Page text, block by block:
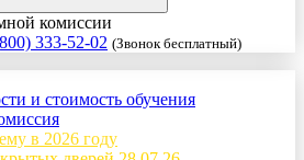
комиссии
333-52-02 (Звонок бесплатный)
и стоимость обучения
в 2026 году